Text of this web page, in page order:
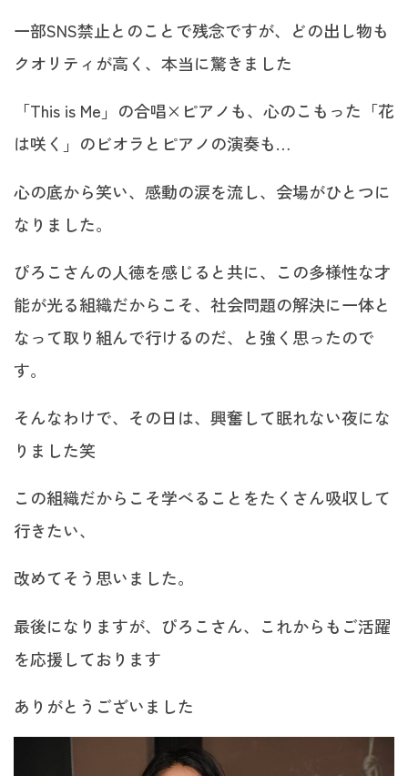
一部SNS禁止とのことで残念ですが、どの出し物も
クオリティが高く、本当に驚きました
「This is Me」の合唱×ピアノも、心のこもった「花
は咲く」のビオラとピアノの演奏も…
心の底から笑い、感動の涙を流し、会場がひとつに
なりました。
ぴろこさんの人徳を感じると共に、この多様性な才
能が光る組織だからこそ、社会問題の解決に一体と
なって取り組んで行けるのだ、と強く思ったので
す。
そんなわけで、その日は、興奮して眠れない夜にな
りました笑
この組織だからこそ学べることをたくさん吸収して
行きたい、
改めてそう思いました。
最後になりますが、ぴろこさん、これからもご活躍
を応援しております
ありがとうございました